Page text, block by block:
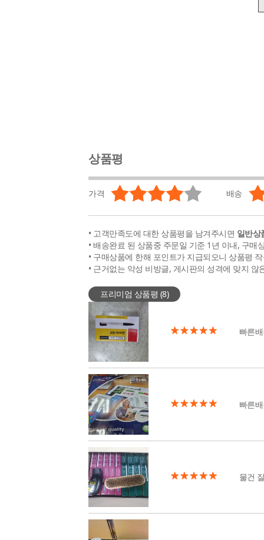
상품평
가격 배송
• 고객만족도에 대한 상품평을 남겨주시면 일반상
• 배송완료 된 상품중 주문일 기준 1년 이내, 구매
• 구매상품에 한해 포인트가 지급되오니 상품평
• 근거없는 악성 비방글, 게시판의 성격에 맞지
프리미엄 상품평 (8)
빠른
빠른
물건